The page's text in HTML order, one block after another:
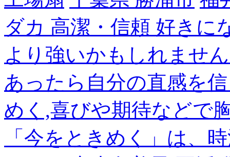
ダカ 高潔・信頼 好きに
より強いかもしれませ
あったら自分の直感を
めく,喜びや期待などで
「今をときめく」は、